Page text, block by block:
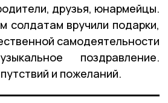
друзья, юнармейцы.
солдатам вручили подарки,
самодеятельности
поздравление.
и пожеланий.